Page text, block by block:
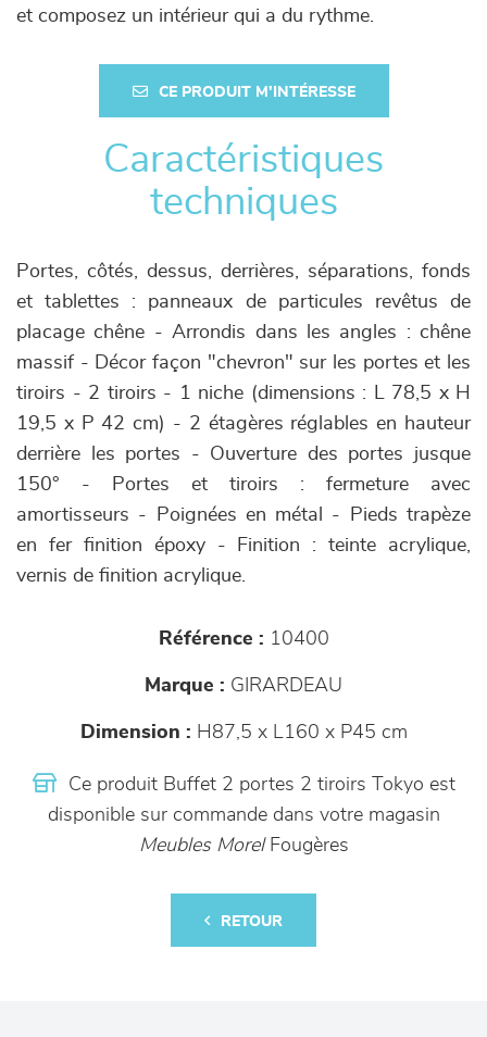
et composez un intérieur qui a du rythme.
CE PRODUIT M'INTÉRESSE
Caractéristiques
techniques
Portes, côtés, dessus, derrières, séparations, fonds
et tablettes : panneaux de particules revêtus de
placage chêne - Arrondis dans les angles : chêne
massif - Décor façon "chevron" sur les portes et les
tiroirs - 2 tiroirs - 1 niche (dimensions : L 78,5 x H
19,5 x P 42 cm) - 2 étagères réglables en hauteur
derrière les portes - Ouverture des portes jusque
150° - Portes et tiroirs : fermeture avec
amortisseurs - Poignées en métal - Pieds trapèze
en fer finition époxy - Finition : teinte acrylique,
vernis de finition acrylique.
Référence : 10400
Marque : GIRARDEAU
Dimension : H87,5 x L160 x P45 cm
Ce produit Buffet 2 portes 2 tiroirs Tokyo est
disponible sur commande dans votre magasin
Meubles MorelFougères
RETOUR